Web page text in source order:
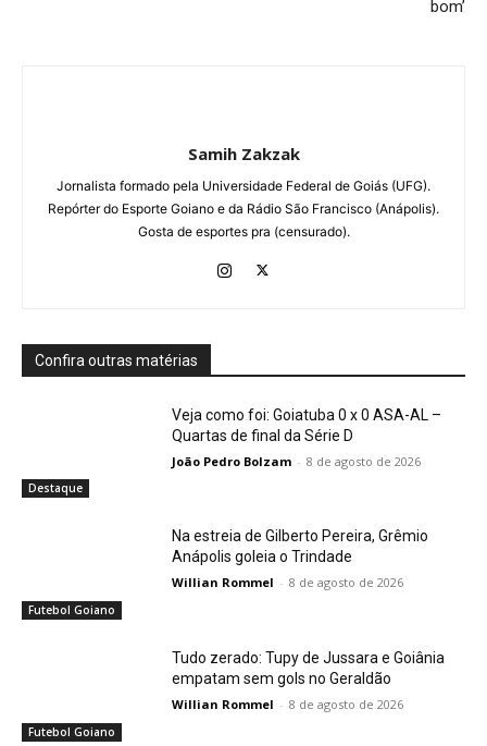
bom’
Samih Zakzak
Jornalista formado pela Universidade Federal de Goiás (UFG).
Repórter do Esporte Goiano e da Rádio São Francisco (Anápolis).
Gosta de esportes pra (censurado).
Confira outras matérias
Destaque
Veja como foi: Goiatuba 0 x 0 ASA-AL –
Quartas de final da Série D
João Pedro Bolzam - 8 de agosto de 2026
Futebol Goiano
Na estreia de Gilberto Pereira, Grêmio
Anápolis goleia o Trindade
Willian Rommel - 8 de agosto de 2026
Futebol Goiano
Tudo zerado: Tupy de Jussara e Goiânia
empatam sem gols no Geraldão
Willian Rommel - 8 de agosto de 2026